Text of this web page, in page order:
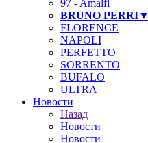
97 - Amalfi
BRUNO PERRI▼
FLORENCE
NAPOLI
PERFETTO
SORRENTO
BUFALO
ULTRA
Новости
Назад
Новости
Новости